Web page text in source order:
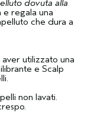
dovuta alla
e regala una
che dura a
utilizzato una
e Scalp
non lavati.